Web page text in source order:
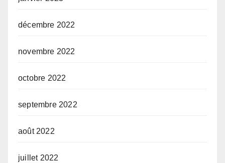
décembre 2022
novembre 2022
octobre 2022
septembre 2022
août 2022
juillet 2022